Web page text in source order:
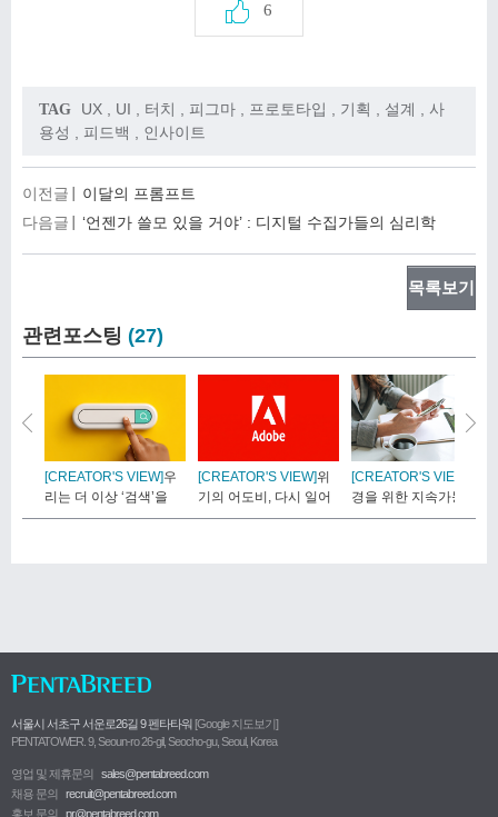
6
TAG UX UI 터치 피그마 프로토타입 기획 설계
사
용성
피드백 인사이트
이전글
이달의 프롬프트
다음글
‘언젠가 쓸모 있을 거야’ : 디지털 수집가들의 심리학
목록보기
관련포스팅 (27)
[CREATOR'S VIEW]우
리는 더 이상 ‘검색’을
하..
[CREATOR'S VIEW]위
기의 어도비, 다시 일어
설 ..
[CREATOR'S VIEW]
경을 위한 지속가능 디
자인 ..
서울시 서초구 서운로26길 9 펜타타워 [Google 지도보기]
PENTATOWER. 9, Seoun-ro 26-gil, Seocho-gu, Seoul, Korea
영업 및 제휴문의
sales@pentabreed.com
채용 문의
recruit@pentabreed.com
홍보 문의
pr@pentabreed.com